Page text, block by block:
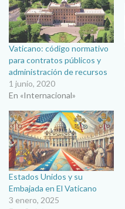
Vaticano: código normativo
para contratos públicos y
administración de recursos
1 junio, 2020
En «Internacional»
Estados Unidos y su
Embajada en El Vaticano
3 enero, 2025